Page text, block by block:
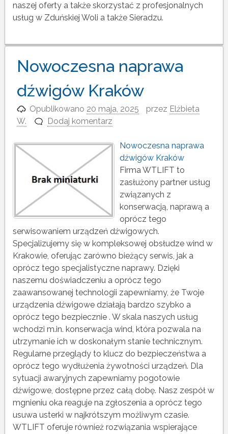
naszej oferty a także skorzystać z profesjonalnych
usług w Zduńskiej Woli a także Sieradzu.
Nowoczesna naprawa
dźwigów Kraków
Opublikowano 20 maja, 2025 przez Elżbieta
W.
Dodaj komentarz
Nowoczesna naprawa
dźwigów Kraków
Firma WTLIFT to
zasłużony partner usług
związanych z
konserwacją, naprawą a
oprócz tego
serwisowaniem urządzeń dźwigowych.
Specjalizujemy się w kompleksowej obsłudze wind w
Krakowie, oferując zarówno bieżący serwis, jak a
oprócz tego specjalistyczne naprawy. Dzięki
naszemu doświadczeniu a oprócz tego
zaawansowanej technologii zapewniamy, że Twoje
urządzenia dźwigowe działają bardzo szybko a
oprócz tego bezpiecznie . W skala naszych usług
wchodzi m.in. konserwacja wind, która pozwala na
utrzymanie ich w doskonałym stanie technicznym.
Regularne przeglądy to klucz do bezpieczeństwa a
oprócz tego wydłużenia żywotności urządzeń. Dla
sytuacji awaryjnych zapewniamy pogotowie
dźwigowe, dostępne przez całą dobę. Nasz zespół w
mgnieniu oka reaguje na zgłoszenia a oprócz tego
usuwa usterki w najkrótszym możliwym czasie.
WTLIFT oferuje również rozwiązania wspierające